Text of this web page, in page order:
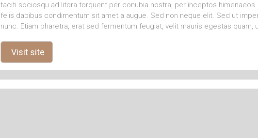
taciti sociosqu ad litora torquent per conubia nostra, per inceptos himenaeos.
felis dapibus condimentum sit amet a augue. Sed non neque elit. Sed ut
nunc. Etiam pharetra, erat sed fermentum feugiat, velit mauris egestas quam,
Visit site